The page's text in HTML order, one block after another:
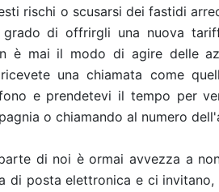
rischi o scusarsi dei fastidi
di offrirgli una nuova
è mai il modo di agire delle
una chiamata come
e prendetevi il tempo per
o chiamando al numero
di noi è ormai avvezza a
di posta elettronica e ci